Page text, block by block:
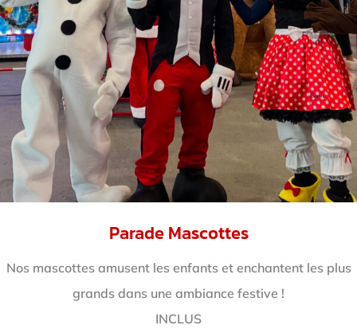
Parade Mascottes
Nos mascottes amusent les enfants et enchantent les plus
grands dans une ambiance festive !
INCLUS